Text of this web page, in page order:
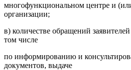
многофункциональном центре и
организации;
в) количестве обращений
том числе
по информированию и
документов, выдаче